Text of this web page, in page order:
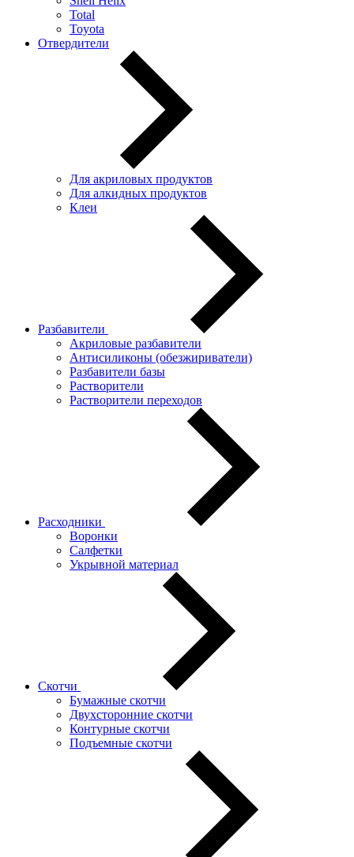
Total
Toyota
Отвердители
Для акриловых продуктов
Для алкидных продуктов
Клеи
Разбавители
Акриловые разбавители
Антисиликоны (обезжириватели)
Разбавители базы
Растворители
Растворители переходов
Расходники
Воронки
Салфетки
Укрывной материал
Скотчи
Бумажные скотчи
Двухсторонние скотчи
Контурные скотчи
Подъемные скотчи